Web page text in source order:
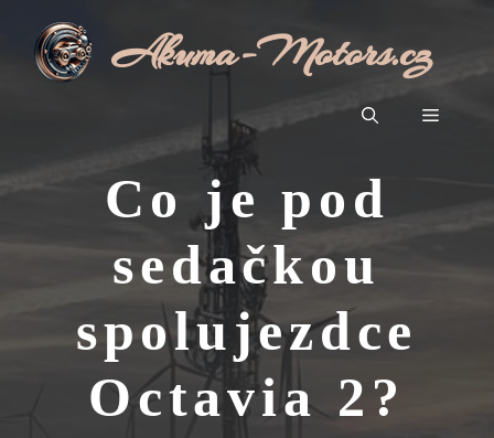
obsah
Akuma-Motors.cz
Menu
Co je pod
sedačkou
spolujezdce
Octavia 2?